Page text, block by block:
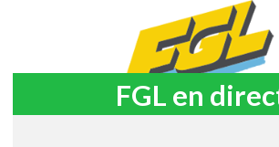
FGL en